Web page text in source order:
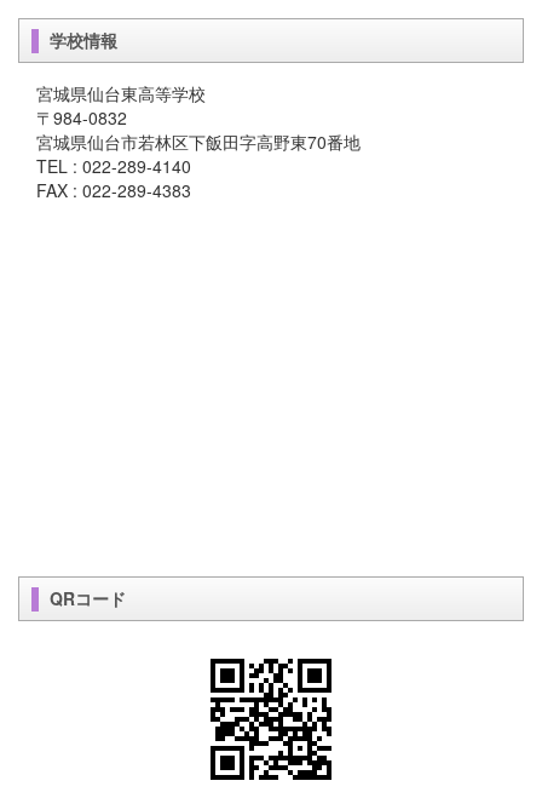
学校情報
宮城県仙台東高等学校
〒984-0832
宮城県仙台市若林区下飯田字高野東70番地
TEL : 022-289-4140
FAX : 022-289-4383
QRコード